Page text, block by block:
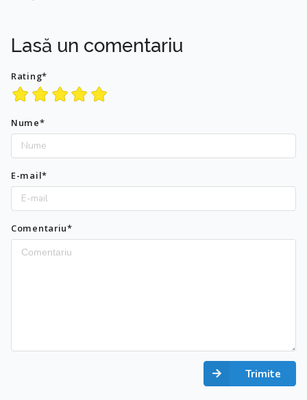
Lasă un comentariu
Rating*
Nume*
E-mail*
Comentariu*
Trimite